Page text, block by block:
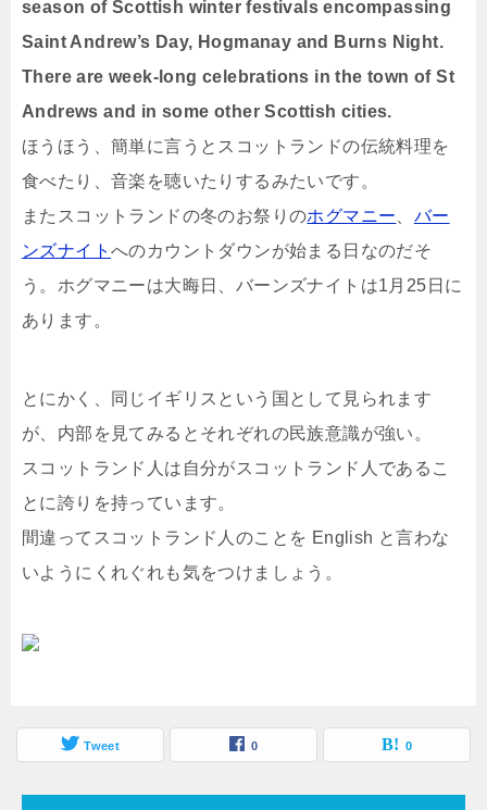
season of Scottish winter festivals encompassing
Saint Andrew’s Day, Hogmanay and Burns Night.
There are week-long celebrations in the town of St
Andrews and in some other Scottish cities.
ほうほう、簡単に言うとスコットランドの伝統料理を
食べたり、音楽を聴いたりするみたいです。
またスコットランドの冬のお祭りのホグマニー
バー
ンズナイト へのカウントダウンが始まる日なのだそ
う。ホグマニーは大晦日、バーンズナイトは1月25日に
あります。
とにかく、同じイギリスという国として見られます
が、内部を見てみるとそれぞれの民族意識が強い。
スコットランド人は自分がスコットランド人であるこ
とに誇りを持っています。
間違ってスコットランド人のことを English と言わな
いようにくれぐれも気をつけましょう。
Tweet 0 0